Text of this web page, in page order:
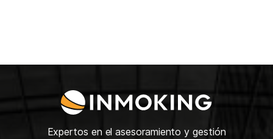
Expertos en el asesoramiento y gestión